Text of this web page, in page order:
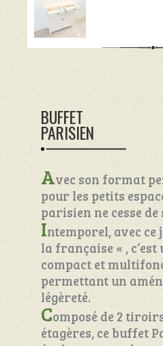
Avec son format
pour les petits
parisien ne cesse de
Intemporel, avec ce
la française « , c’est
compact et
permettant un
légèreté.
Composé de 2
étagères, ce buffet
BUFFET
PARISIEN